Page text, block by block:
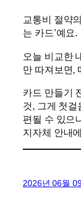
교통비 절약
는 카드’예요.
오늘 비교한
만 따져보면,
카드 만들기
것, 그게 첫걸
편될 수 있으
지자체 안내
2026년 06월